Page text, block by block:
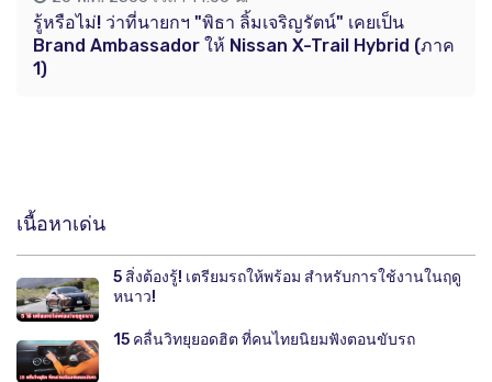
รู้หรือไม่! ว่าที่นายกฯ "พิธา ลิ้มเจริญรัตน์" เคยเป็น
Brand Ambassador ให้ Nissan X-Trail Hybrid (ภาค
1)
เนื้อหาเด่น
5 สิ่งต้องรู้! เตรียมรถให้พร้อม สำหรับการใช้งานในฤดู
หนาว!
15 คลื่นวิทยุยอดฮิต ที่คนไทยนิยมฟังตอนขับรถ